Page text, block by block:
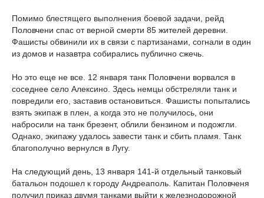
Помимо блестящего выполнения боевой задачи, рейд
Половчени спас от верной смерти 85 жителей деревни.
Фашисты обвинили их в связи с партизанами, согнали в один
из домов и назавтра собирались публично сжечь.
Но это еще не все. 12 января танк Половчени ворвался в
соседнее село Алексино. Здесь немцы обстреляли танк и
повредили его, заставив остановиться. Фашисты попытались
взять экипаж в плен, а когда это не получилось, они
набросили на танк брезент, облили бензином и подожгли.
Однако, экипажу удалось завести танк и сбить пламя. Танк
благополучно вернулся в Лугу.
На следующий день, 13 января 141-й отдельный танковый
батальон подошел к городу Андреаполь. Капитан Половченя
получил приказ двумя танками выйти к железнодорожной